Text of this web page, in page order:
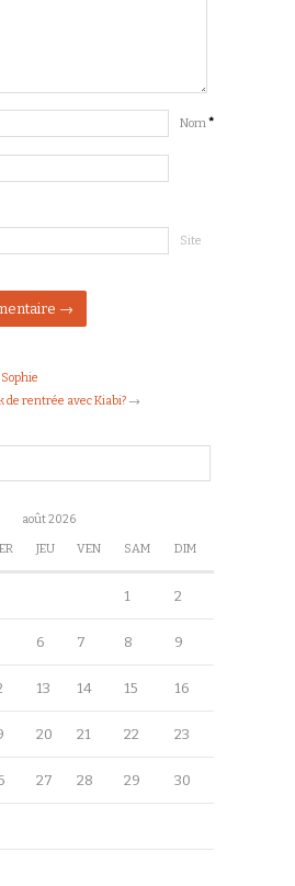
Nom *
Site
de rentrée avec Kiabi? →
août 2026
JEU VEN SAM DIM
1 2
6 7 8 9
13 14 15 16
20 21 22 23
27 28 29 30